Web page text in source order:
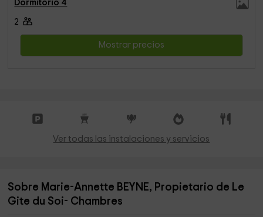
Dormitorio 4
2
Mostrar precios
Ver todas las instalaciones y servicios
Sobre Marie-Annette BEYNE, Propietario de Le
Gite du Soi- Chambres